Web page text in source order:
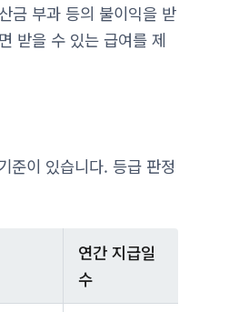
금 부과 등의 불이익을 받
받을 수 있는 급여를 제
준이 있습니다. 등급 판정
연간 지급일
수